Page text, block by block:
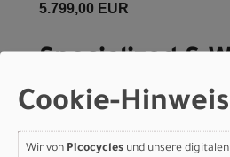
5.799,00 EUR
Specialized S-
5 Frameset -
Cookie-Hinweis
Wir von Picocycles und unsere